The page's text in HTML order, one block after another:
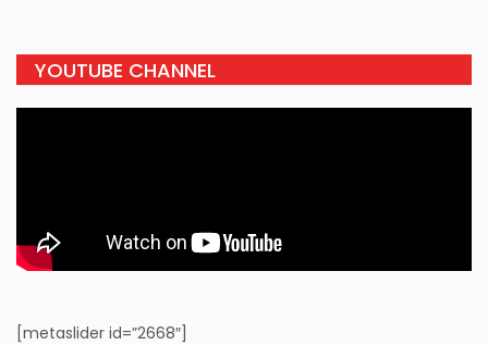
YOUTUBE CHANNEL
[metaslider id=”2668″]